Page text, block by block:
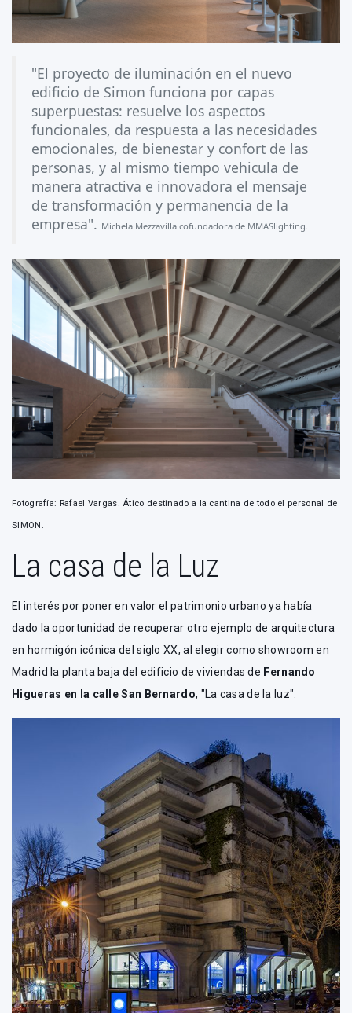
"El proyecto de iluminación en el nuevo
edificio de Simon funciona por capas
superpuestas: resuelve los aspectos
funcionales, da respuesta a las necesidades
emocionales, de bienestar y confort de las
personas, y al mismo tiempo vehicula de
manera atractiva e innovadora el mensaje
de transformación y permanencia de la
empresa". Michela Mezzavilla cofundadora de MMASlighting.
Fotografía: Rafael Vargas. Ático destinado a la cantina de todo el personal de
SIMON.
La casa de la Luz
El interés por poner en valor el patrimonio urbano ya había
dado la oportunidad de recuperar otro ejemplo de arquitectura
en hormigón icónica del siglo XX, al elegir como showroom en
Madrid la planta baja del edificio de viviendas de Fernando
Higueras en la calle San Bernardo, "La casa de la luz".